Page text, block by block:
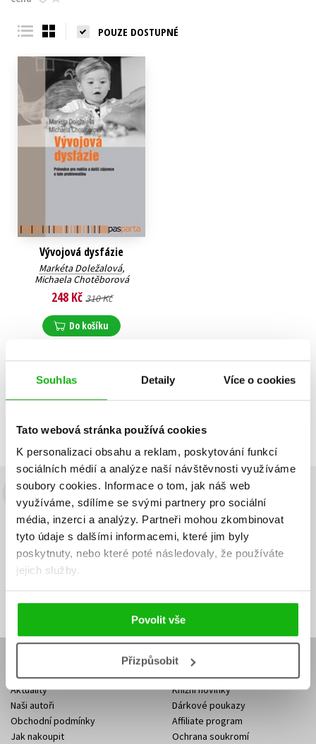
Souhlas Detaily Více o cookies
Tato webová stránka používá cookies
K personalizaci obsahu a reklam, poskytování funkcí
sociálních médií a analýze naší návštěvnosti využíváme
soubory cookies. Informace o tom, jak náš web
využíváme, sdílíme se svými partnery pro sociální
média, inzerci a analýzy. Partneři mohou zkombinovat
tyto údaje s dalšími informacemi, které jim byly
poskytnuty, nebo které poté následovaly, že používáte
jejich služby.
Povolit vše
Přizpůsobit
Young adult (SK)
POUZE DOSTUPNÉ
Vývojová dysfázie
Markéta Doležalová,
Michaela Chotěborová
248 Kč 310 Kč
Do košíku
Zobrazuji 1 až 1 z celkem 1 záznamů
Předchozí 1 Další
Budete to vědět jako první!
Zajímá Vás, jaký knižní hit právě vychází, na jaké zboží je výhodná
sleva, jaká běží soutěž o ceny? Přihlášením k odběru našich e-
mailových novineksouhlasíte se zpracováním osobních údajů.
mailová
adresa
mailová
adresa
Vaše e-mailová adresa Přihlásit se
Aktuality
Naši autoři
Obchodní podmínky
Jak nakoupit
Knižní novinky
Dárkové poukazy
Affiliate program
Ochrana soukromí